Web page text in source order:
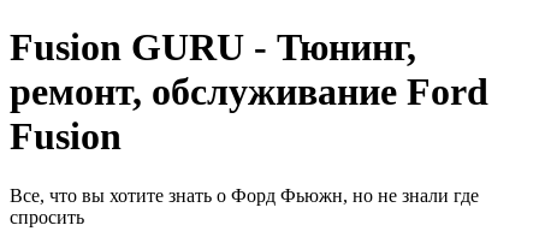
Fusion GURU - Тюнинг,
ремонт, обслуживание Ford
Fusion
Все, что вы хотите знать о Форд Фьюжн, но не знали где
спросить